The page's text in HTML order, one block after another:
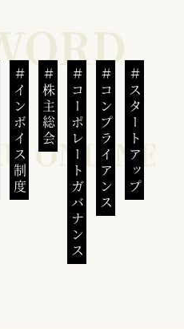
インボイス制度 株主総会 コーポレートガバナンスコンプライアンススタートアップ